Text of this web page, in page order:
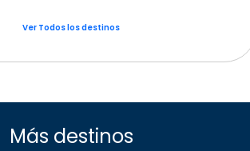
Ver Todos los destinos
Más destinos